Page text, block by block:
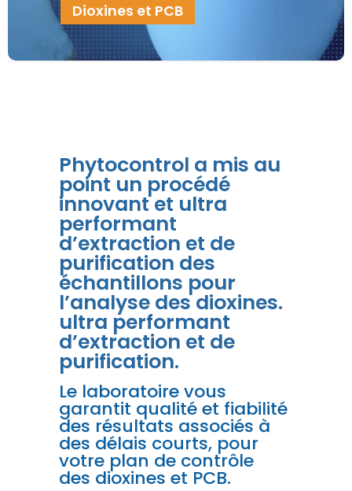
Dioxines et PCB
Phytocontrol a mis au
point un procédé
innovant et ultra
performant
d’extraction et de
purification des
échantillons pour
l’analyse des dioxines.
ultra performant
d’extraction et de
purification.
Le laboratoire vous
garantit qualité et fiabilité
des résultats associés à
des délais courts, pour
votre plan de contrôle
des dioxines et PCB.